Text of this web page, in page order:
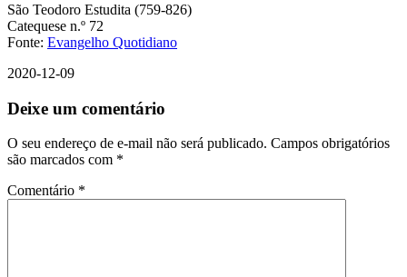
São Teodoro Estudita (759-826)
Catequese n.º 72
Fonte: Evangelho Quotidiano
2020-12-09
Deixe um comentário
O seu endereço de e-mail não será publicado. Campos obrigatórios
são marcados com *
Comentário *